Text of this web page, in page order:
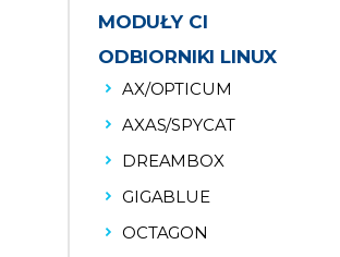
MODUŁY CI
ODBIORNIKI LINUX
AX/OPTICUM
AXAS/SPYCAT
DREAMBOX
GIGABLUE
OCTAGON